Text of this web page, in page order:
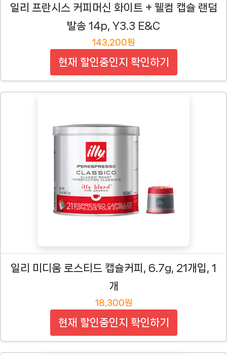
일리 프란시스 커피머신 화이트 + 웰컴 캡슐 랜덤
발송 14p, Y3.3 E&C
143,200원
현재 할인중인지 확인하기
일리 미디움 로스티드 캡슐커피, 6.7g, 21개입, 1
개
18,300원
현재 할인중인지 확인하기